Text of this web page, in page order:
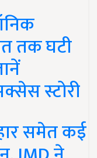
तक घटी
स्टोरी
समेत कई